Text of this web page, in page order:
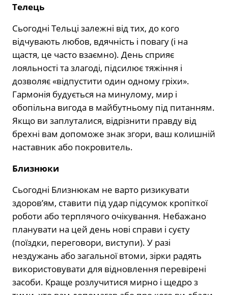
Телець
Сьогодні Тельці залежні від тих, до кого
відчувають любов, вдячність і повагу (і на
щастя, це часто взаємно). День сприяє
лояльності та злагоді, підсилює тяжіння і
дозволяє «відпустити один одному гріхи».
Гармонія будується на минулому, мир і
обопільна вигода в майбутньому під питанням.
Якщо ви заплуталися, відрізнити правду від
брехні вам допоможе знак згори, ваш колишній
наставник або покровитель.
Близнюки
Сьогодні Близнюкам не варто ризикувати
здоров’ям, ставити під удар підсумок кропіткої
роботи або терплячого очікування. Небажано
планувати на цей день нові справи і суєту
(поїздки, переговори, виступи). У разі
нездужань або загальної втоми, зірки радять
використовувати для відновлення перевірені
засоби. Краще розлучитися мирно і щедро з